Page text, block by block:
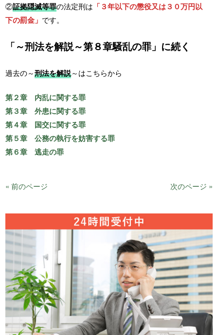
②証拠隠滅等罪の法定刑は 「３年以下の懲役又は３０万円以
下の罰金」 です。
「～刑法を解説～第８章騒乱の罪」に続く
過去の～刑法を解説～はこちらから
第２章 内乱に関する罪
第３章 外患に関する罪
第４章 国交に関する罪
第５章 公務の執行を妨害する罪
第６章 逃走の罪
« 前のページ 次のページ »